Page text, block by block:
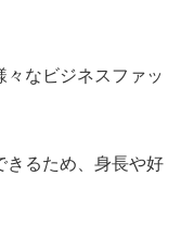
なビジネスファッ
きるため、身長や好